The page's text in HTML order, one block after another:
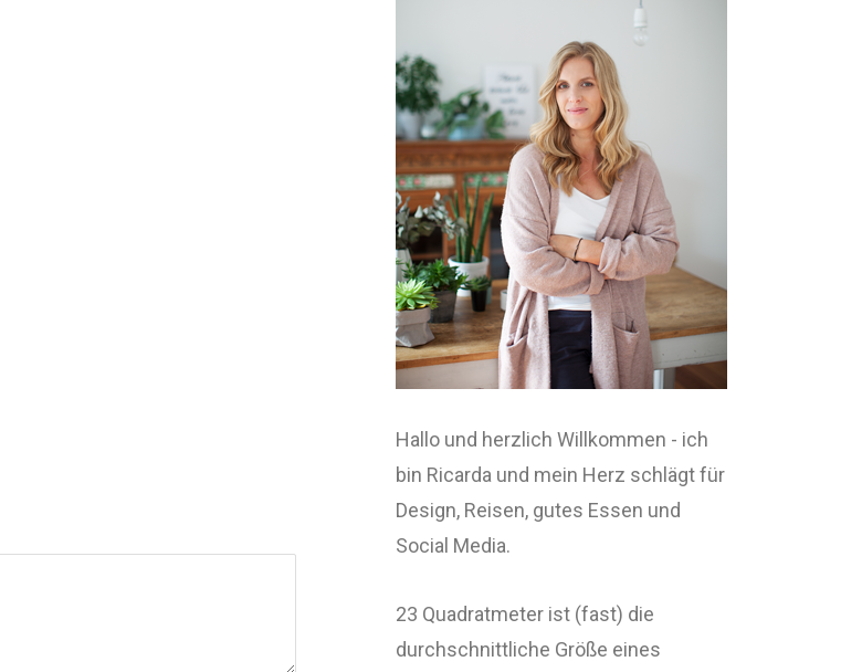
Hallo und herzlich Willkommen - ich
bin Ricarda und mein Herz schlägt für
Design, Reisen, gutes Essen und
Social Media.
23 Quadratmeter ist (fast) die
durchschnittliche Größe eines